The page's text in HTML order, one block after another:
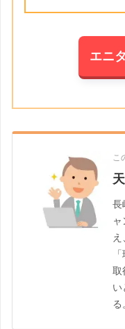
エニ
こ
長
取
い
る